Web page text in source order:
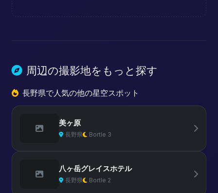
周辺の撮影地をもっと探す
長野県で人気の他の星空スポット
美ヶ原
長野県 Bortle 3
八ヶ岳グレイスホテル
長野県 Bortle 2